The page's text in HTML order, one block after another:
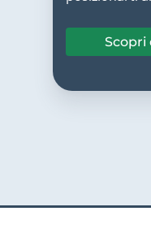
Scopri